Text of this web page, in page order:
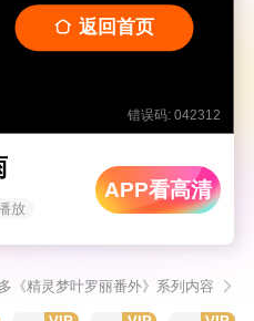
返回首页
错误码: 042312
放
APP看高清
《精灵梦叶罗丽番外》系列内容